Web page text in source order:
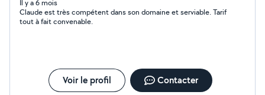
Il y a 6 mois
Claude est très compétent dans son domaine et serviable. Tarif
tout à fait convenable.
Voir le profil Contacter